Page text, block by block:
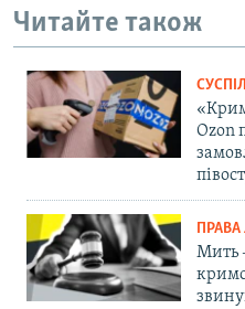
Читайте також
Ozon
Мить